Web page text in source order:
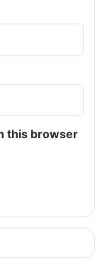
this browser